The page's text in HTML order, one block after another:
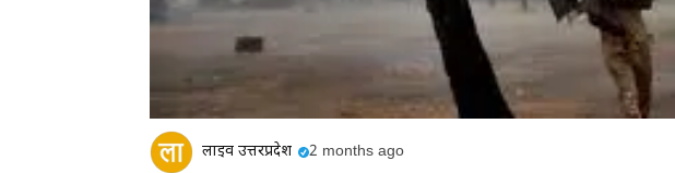
लाइव उत्तरप्रदेश 2 months ago